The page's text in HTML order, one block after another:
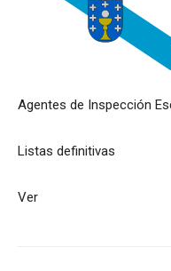
Agentes de Inspección
Listas definitivas
Ver